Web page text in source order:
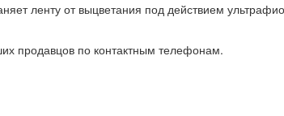
ленту от выцветания под действием
продавцов по контактным телефонам.